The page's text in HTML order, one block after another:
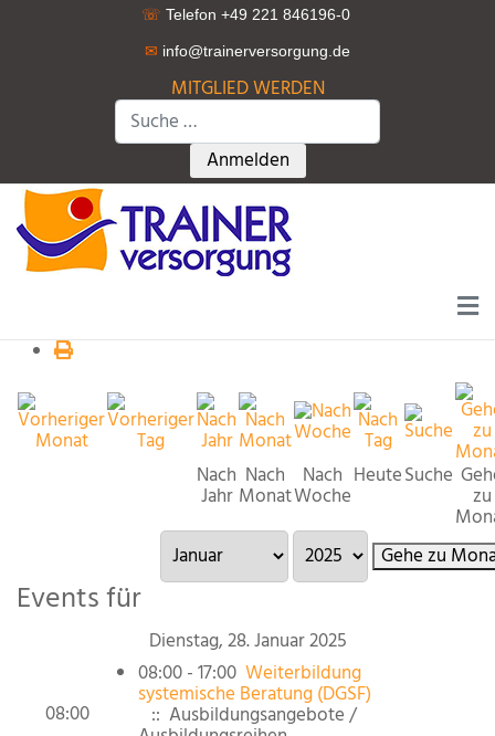
☏ Telefon +49 221 846196-0
✉ info@trainerversorgung.de
MITGLIED WERDEN
Suchen
Type 2 or more characters for
Anmelden
Nach
Jahr
Nach
Monat
Nach
Woche
HeuteSuche
zu
Gehe zu
Events für
Dienstag, 28. Januar 2025
08:00
08:00 - 17:00 Weiterbildung
systemische Beratung (DGSF)
:: Ausbildungsangebote /